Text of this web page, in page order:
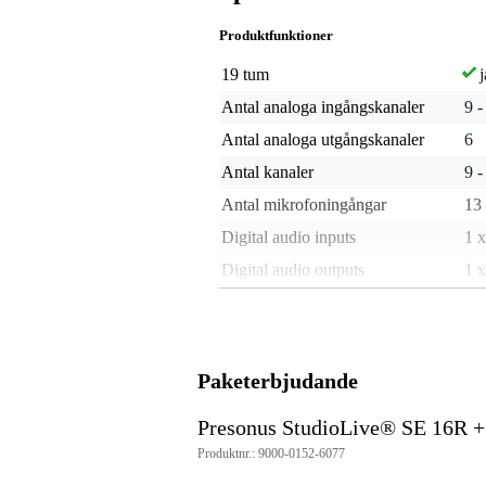
Produktfunktioner
19 tum
Antal analoga ingångskanaler
9 -
Antal analoga utgångskanaler
6
Antal kanaler
9 -
Antal mikrofoningångar
13
Digital audio inputs
1
Digital audio outputs
1
Kontakt ingång
Paketerbjudande
Presonus StudioLive® SE 16R
Produktnr.: 9000-0152-6077